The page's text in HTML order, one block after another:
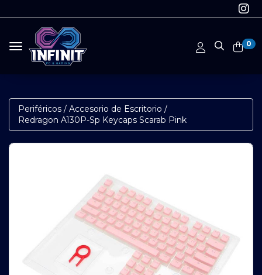
0
Toggle navigation
Periféricos / Accesorio de Escritorio /
Redragon A130P-Sp Keycaps Scarab Pink